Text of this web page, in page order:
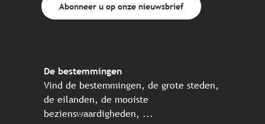
Abonneer u op onze nieuwsbrief
De bestemmingen
Vind de bestemmingen, de grote steden,
de eilanden, de mooiste
bezienswaardigheden, ...